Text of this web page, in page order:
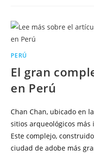
PERÚ
El gran
en Perú
Chan Chan, ubicado en
sitios arqueológicos
Este complejo,
ciudad de adobe más